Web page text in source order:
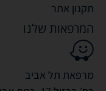
תקנון אתר
המרפאות שלנו
מרפאת תל אביב